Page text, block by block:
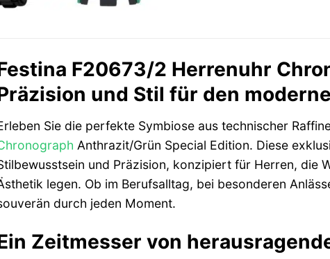
F20673/2 Herrenuhr
und Stil für den
Sie die perfekte Symbiose aus technischer
Anthrazit/Grün Special Edition. Diese
und Präzision, konzipiert für Herren, die
legen. Ob im Berufsalltag, bei besonderen
durch jeden Moment.
Zeitmesser von